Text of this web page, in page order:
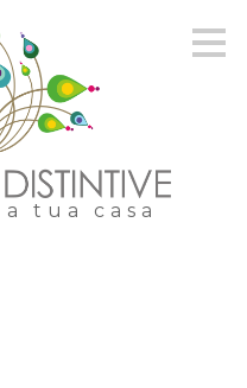
tua casa